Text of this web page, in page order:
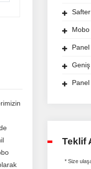
Teklif
* Size